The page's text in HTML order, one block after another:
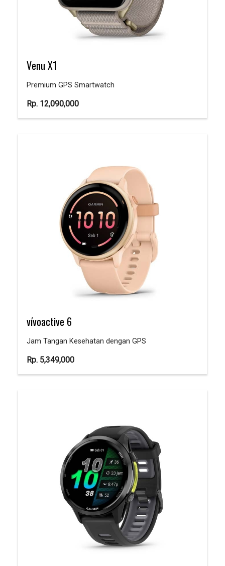
Venu X1
Premium GPS Smartwatch
Rp. 12,090,000
vívoactive 6
Jam Tangan Kesehatan dengan GPS
Rp. 5,349,000